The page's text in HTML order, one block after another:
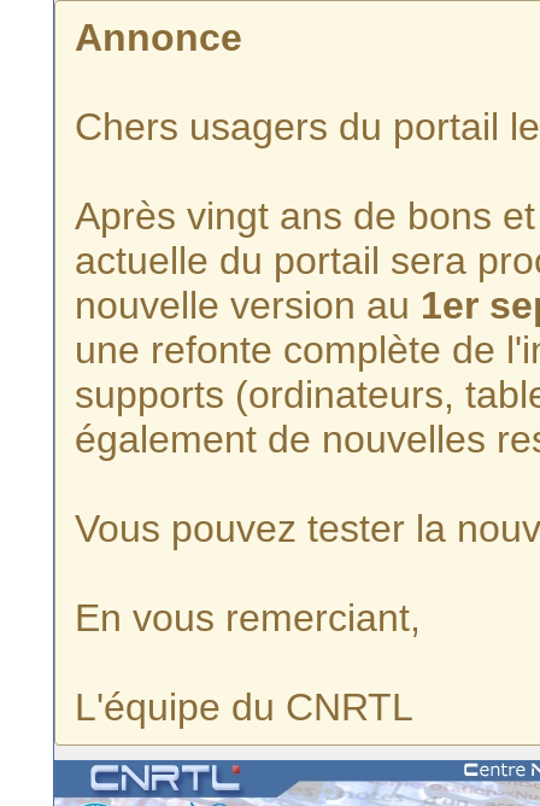
Annonce
Chers usagers du portail
Après vingt ans de bons
actuelle du portail sera
nouvelle version au 1er
une refonte complète de
supports (ordinateurs,
également de nouvelles
Vous pouvez tester la
En vous remerciant,
L'équipe du CNRTL